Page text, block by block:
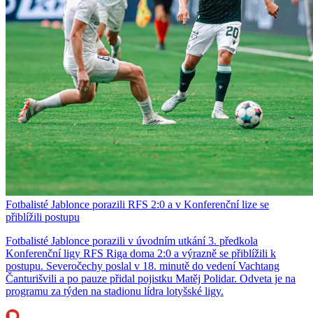
Fotbalisté Jablonce porazili RFS 2:0 a v Konferenční lize se
přiblížili postupu
Fotbalisté Jablonce porazili v úvodním utkání 3. předkola
Konferenční ligy RFS Riga doma 2:0 a výrazně se přiblížili k
postupu. Severočechy poslal v 18. minutě do vedení Vachtang
Čanturišvili a po pauze přidal pojistku Matěj Polidar. Odveta je na
programu za týden na stadionu lídra lotyšské ligy.